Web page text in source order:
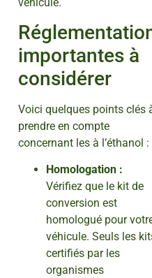
importantes à
considérer
Voici quelques points clés
prendre en compte
concernant les à l’éthanol :
Homologation :
Vérifiez que le kit de
conversion est
homologué pour
véhicule. Seuls les
certifiés par les
organismes